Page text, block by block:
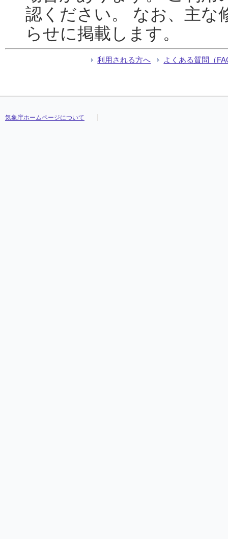
認ください。 なお、主な
らせに掲載します。
利用される方へ よくある質問（
気象庁ホームページについて